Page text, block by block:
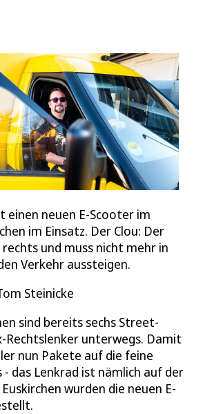
einen neuen E-Scooter im
im Einsatz. Der Clou: Der
und muss nicht mehr in
Verkehr aussteigen.
Steinicke
sind bereits sechs Street-
Rechtslenker unterwegs. Damit
nun Pakete auf die feine
- das Lenkrad ist nämlich auf der
wurden die neuen E-